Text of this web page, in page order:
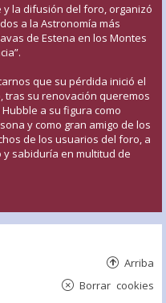
y la difusión del foro, organizó
a la Astronomía más
de Estena en los Montes
que su pérdida inició el
tras su renovación queremos
a su figura como
y como gran amigo de los
de los usuarios del foro, a
sabiduría en multitud de
Arriba
Borrar cookies